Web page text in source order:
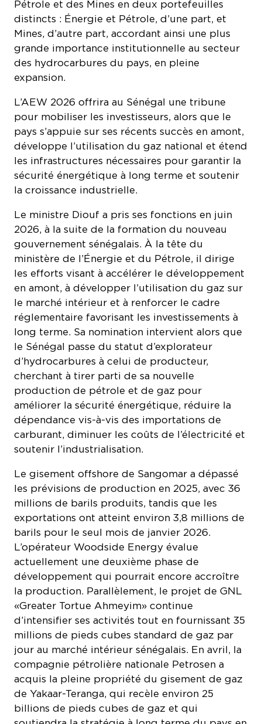
distincts : Énergie et Pétrole, d’une part, et
Mines, d’autre part, accordant ainsi une plus
grande importance institutionnelle au secteur
des hydrocarbures du pays, en pleine
expansion.
pour mobiliser les investisseurs, alors que le
pays s’appuie sur ses récents succès en amont,
développe l’utilisation du gaz national et étend
les infrastructures nécessaires pour garantir la
sécurité énergétique à long terme et soutenir
la croissance industrielle.
2026, à la suite de la formation du nouveau
gouvernement sénégalais. À la tête du
ministère de l’Énergie et du Pétrole, il dirige
les efforts visant à accélérer le développement
en amont, à développer l’utilisation du gaz sur
le marché intérieur et à renforcer le cadre
réglementaire favorisant les investissements à
long terme. Sa nomination intervient alors que
le Sénégal passe du statut d’explorateur
d’hydrocarbures à celui de producteur,
cherchant à tirer parti de sa nouvelle
production de pétrole et de gaz pour
améliorer la sécurité énergétique, réduire la
dépendance vis-à-vis des importations de
carburant, diminuer les coûts de l’électricité et
soutenir l’industrialisation.
les prévisions de production en 2025, avec 36
millions de barils produits, tandis que les
exportations ont atteint environ 3,8 millions de
barils pour le seul mois de janvier 2026.
L’opérateur Woodside Energy évalue
actuellement une deuxième phase de
développement qui pourrait encore accroître
la production. Parallèlement, le projet de GNL
«Greater Tortue Ahmeyim» continue
d’intensifier ses activités tout en fournissant 35
millions de pieds cubes standard de gaz par
jour au marché intérieur sénégalais. En avril, la
compagnie pétrolière nationale Petrosen a
acquis la pleine propriété du gisement de gaz
de Yakaar-Teranga, qui recèle environ 25
billions de pieds cubes de gaz et qui
soutiendra la stratégie à long terme du pays en